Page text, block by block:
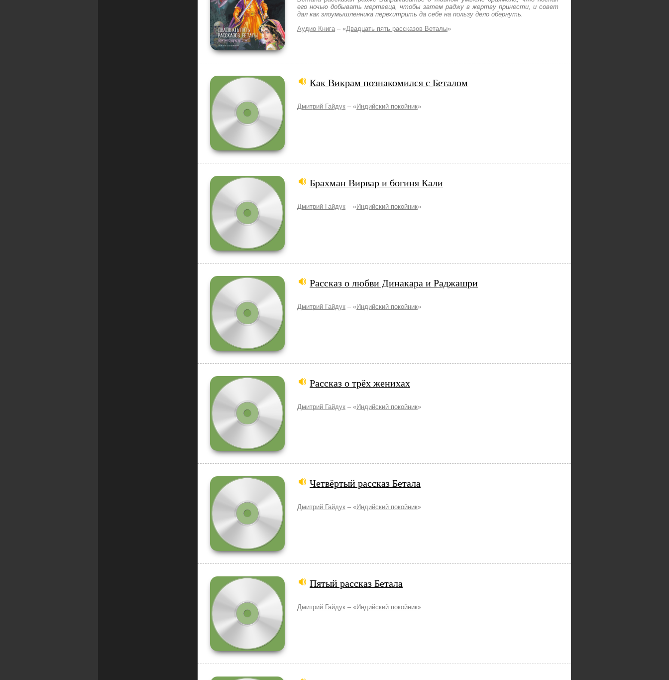
его ночью добывать мертвеца, чтобы затем раджу в жертву принести, и совет
дал как злоумышленника перехитрить да себе на пользу дело обернуть.
Аудио Книга – «Двадцать пять рассказов Веталы»
Как Викрам познакомился с Беталом
Дмитрий Гайдук – «Индийский покойник»
Брахман Вирвар и богиня Кали
Дмитрий Гайдук – «Индийский покойник»
Рассказ о любви Динакара и Раджашри
Дмитрий Гайдук – «Индийский покойник»
Рассказ о трёх женихах
Дмитрий Гайдук – «Индийский покойник»
Четвёртый рассказ Бетала
Дмитрий Гайдук – «Индийский покойник»
Пятый рассказ Бетала
Дмитрий Гайдук – «Индийский покойник»